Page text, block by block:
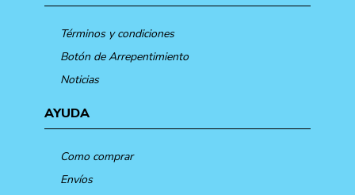
Términos y condiciones
Botón de Arrepentimiento
Noticias
AYUDA
Como comprar
Envíos